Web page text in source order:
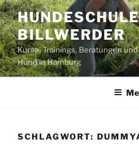
Zum
Inhalt
springenBILLWERDER
Kurse, Trainings, Beratungen
Hund in Hamburg
SCHLAGWORT: